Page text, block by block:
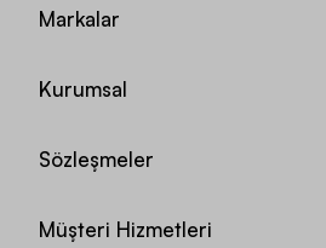
Markalar
Kurumsal
Sözleşmeler
Müşteri Hizmetleri